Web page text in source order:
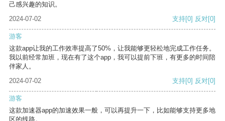
己感兴趣的知识。
2024-07-02
支持[0] 反对[0]
游客
这款app让我的工作效率提高了50%，让我能够更轻松地完成工作任务。
我以前经常加班，现在有了这个app，我可以提前下班，有更多的时间陪
伴家人。
2024-07-02
支持[0] 反对[0]
游客
这款加速器app的加速效果一般，可以再提升一下，比如能够支持更多地
区的线路。